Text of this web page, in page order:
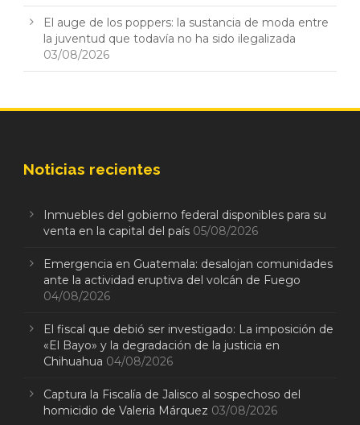
El auge de los poppers: la sustancia de moda entre
la juventud que todavía no ha sido ilegalizada
03/08/2026
Noticias recientes
Inmuebles del gobierno federal disponibles para su
venta en la capital del país 05/08/2026
Emergencia en Guatemala: desalojan comunidades
ante la actividad eruptiva del volcán de Fuego
04/08/2026
El fiscal que debió ser investigado: La imposición de
«El Bayo» y la degradación de la justicia en
Chihuahua 04/08/2026
Captura la Fiscalía de Jalisco al sospechoso del
homicidio de Valeria Márquez 03/08/2026